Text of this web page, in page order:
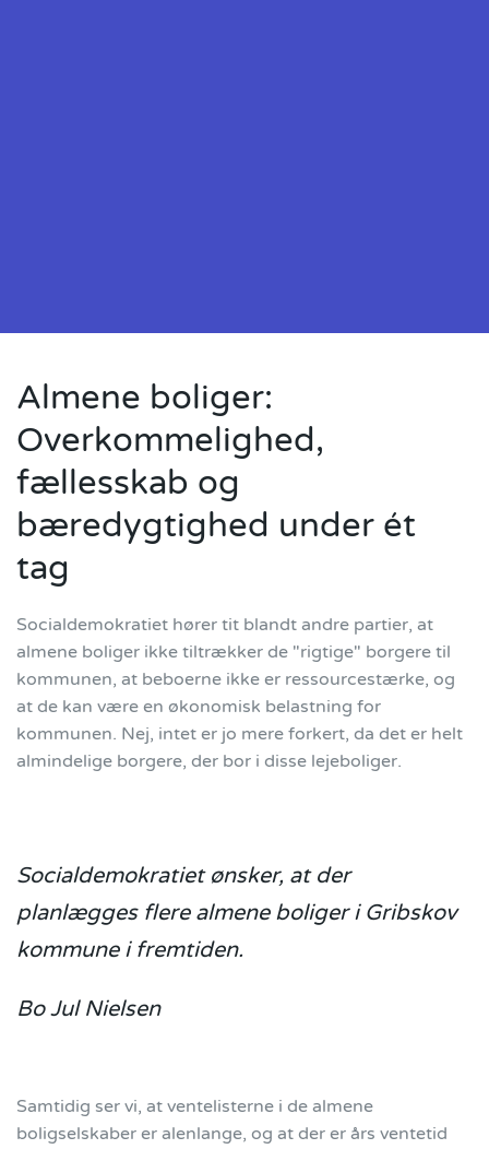
Almene boliger:
Overkommelighed,
fællesskab og
bæredygtighed under ét
tag
Socialdemokratiet hører tit blandt andre partier, at
almene boliger ikke tiltrækker de "rigtige" borgere til
kommunen, at beboerne ikke er ressourcestærke, og
at de kan være en økonomisk belastning for
kommunen. Nej, intet er jo mere forkert, da det er helt
almindelige borgere, der bor i disse lejeboliger.
Socialdemokratiet ønsker, at der
planlægges flere almene boliger i Gribskov
kommune i fremtiden.
Bo Jul Nielsen
Samtidig ser vi, at ventelisterne i de almene
boligselskaber er alenlange, og at der er års ventetid